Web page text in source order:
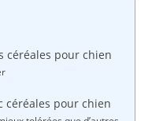
céréales pour chien
céréales pour chien